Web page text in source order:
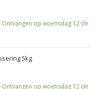
Ontvangen op woensdag 12 de
5kg
Ontvangen op woensdag 12 de